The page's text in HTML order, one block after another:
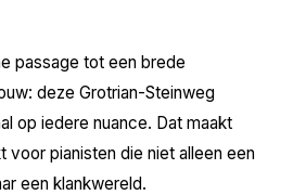
passage tot een brede
deze Grotrian-Steinweg
op iedere nuance. Dat maakt
voor pianisten die niet alleen een
een klankwereld.